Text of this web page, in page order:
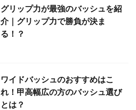
グリップ力が最強のバッシュを紹
介｜グリップ力で勝負が決ま
る！？
ワイドバッシュのおすすめはこ
れ！甲高幅広の方のバッシュ選び
とは？